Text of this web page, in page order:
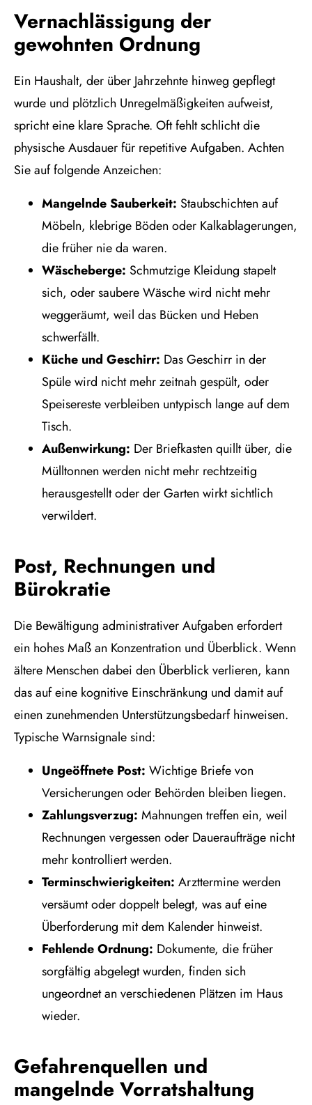
Vernachlässigung der
gewohnten Ordnung
Ein Haushalt, der über Jahrzehnte hinweg gepflegt
wurde und plötzlich Unregelmäßigkeiten aufweist,
spricht eine klare Sprache. Oft fehlt schlicht die
physische Ausdauer für repetitive Aufgaben. Achten
Sie auf folgende Anzeichen:
Mangelnde Sauberkeit: Staubschichten auf
Möbeln, klebrige Böden oder Kalkablagerungen,
die früher nie da waren.
Wäscheberge: Schmutzige Kleidung stapelt
sich, oder saubere Wäsche wird nicht mehr
weggeräumt, weil das Bücken und Heben
schwerfällt.
Küche und Geschirr: Das Geschirr in der
Spüle wird nicht mehr zeitnah gespült, oder
Speisereste verbleiben untypisch lange auf dem
Tisch.
Außenwirkung: Der Briefkasten quillt über, die
Mülltonnen werden nicht mehr rechtzeitig
herausgestellt oder der Garten wirkt sichtlich
verwildert.
Post, Rechnungen und
Bürokratie
Die Bewältigung administrativer Aufgaben erfordert
ein hohes Maß an Konzentration und Überblick. Wenn
ältere Menschen dabei den Überblick verlieren, kann
das auf eine kognitive Einschränkung und damit auf
einen zunehmenden Unterstützungsbedarf hinweisen.
Typische Warnsignale sind:
Ungeöffnete Post: Wichtige Briefe von
Versicherungen oder Behörden bleiben liegen.
Zahlungsverzug: Mahnungen treffen ein, weil
Rechnungen vergessen oder Daueraufträge nicht
mehr kontrolliert werden.
Terminschwierigkeiten: Arzttermine werden
versäumt oder doppelt belegt, was auf eine
Überforderung mit dem Kalender hinweist.
Fehlende Ordnung: Dokumente, die früher
sorgfältig abgelegt wurden, finden sich
ungeordnet an verschiedenen Plätzen im Haus
wieder.
Gefahrenquellen und
mangelnde Vorratshaltung